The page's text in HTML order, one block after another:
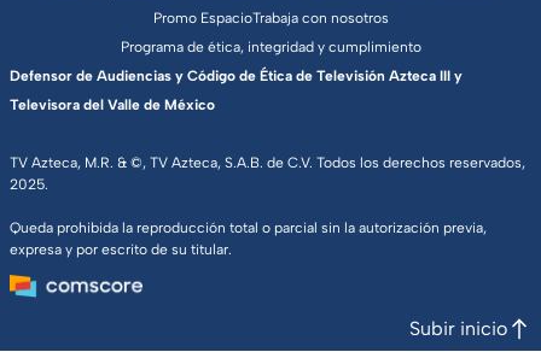
TV Azteca, M.R. & ©, TV Azteca, S.A.B. de C.V. Todos los derechos reservados,
2025.
Queda prohibida la reproducción total o parcial sin la autorización previa,
expresa y por escrito de su titular.
Promo EspacioTrabaja con nosotros
Programa de ética, integridad y cumplimiento
Defensor de Audiencias y Código de Ética de Televisión Azteca III y
Televisora del Valle de México
Subir inicio